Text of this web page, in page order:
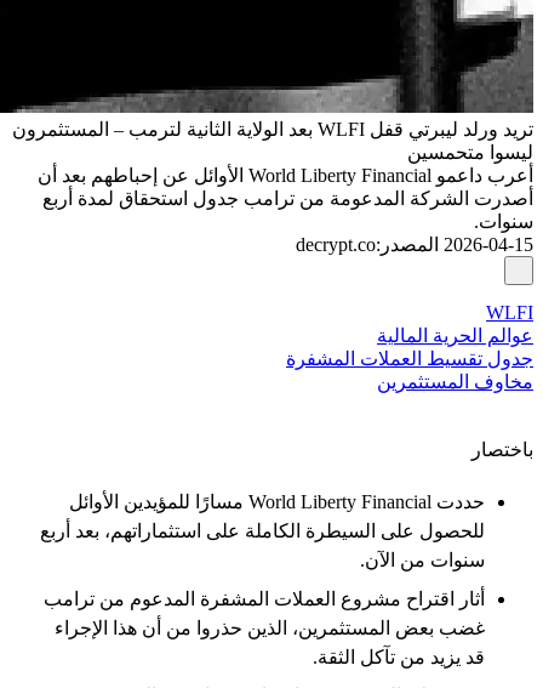
تريد ورلد ليبرتي قفل WLFI بعد الولاية الثانية لترمب – المستثمرون
ليسوا متحمسين
أعرب داعمو World Liberty Financial الأوائل عن إحباطهم بعد أن
أصدرت الشركة المدعومة من ترامب جدول استحقاق لمدة أربع
سنوات.
2026-04-15 المصدر :
decrypt.co
WLFI
عوالم الحرية المالية
جدول تقسيط العملات المشفرة
مخاوف المستثمرين
باختصار
حددت World Liberty Financial مسارًا للمؤيدين الأوائل
للحصول على السيطرة الكاملة على استثماراتهم، بعد أربع
سنوات من الآن.
أثار اقتراح مشروع العملات المشفرة المدعوم من ترامب
غضب بعض المستثمرين، الذين حذروا من أن هذا الإجراء
قد يزيد من تآكل الثقة.